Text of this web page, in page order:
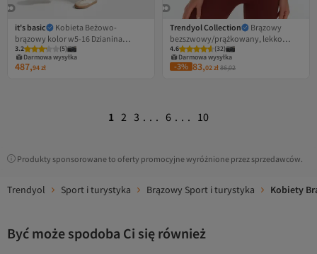
it's basic
Kobieta Beżowo-
brązowy kolor w5-16 Dzianina
Projekt Dolna część Górna część 2-
częściowy zestaw dresowy
3.2 (5)
Darmowa wysyłka
487,94zł
Trendyol Collection
Brązowy
bezszwowy/prążkowany, lekko
podtrzymujący biustonosz sportowy
z dzianiny TWOSS21SS0024
4.6 (32)
Darmowa wysyłka
-3% 83,02zł86,02
1 2 3 ... 6 ... 10
Produkty sponsorowane to oferty promocyjne wyróżnione przez sprzedawców.
Trendyol Sport i turystyka Brązowy Sport i turystyka Kobiety
Być może spodoba Ci się również